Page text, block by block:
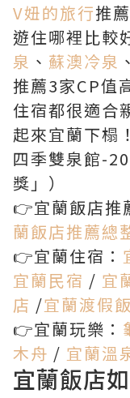
V妞的旅行推
遊住哪裡比較
泉 、 蘇澳冷泉 、
推薦3家CP值
住宿都很適合
起來宜蘭下榻
四季雙泉館-
獎」）
👉宜蘭飯店推
蘭飯店推薦總
👉宜蘭住宿：
宜蘭民宿 / 宜
店 /宜蘭渡假
👉宜蘭玩樂：
木舟 / 宜蘭溫
宜蘭飯店